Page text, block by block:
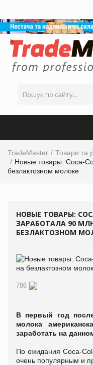
TradeMaster Товари та
Новые товары: Coca-
безлактозном молоке
НОВЫЕ ТОВАРЫ:
ЗАРАБОТАЛА 90
БЕЗЛАКТОЗНОМ
786
В первый год
молока
заработать на
По ожидания Coca-
очень популярным и